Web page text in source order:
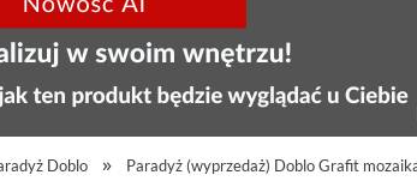
Doblo Paradyż (wyprzedaż) Doblo Grafit